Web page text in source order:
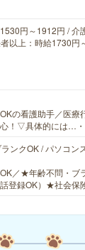
円～1912円 / 介
以上：時給1730円
の看護助手／医療
心！▽具体的には…
ンクOK / パソコン
／★年齢不問・ブ
登録OK）★社会保